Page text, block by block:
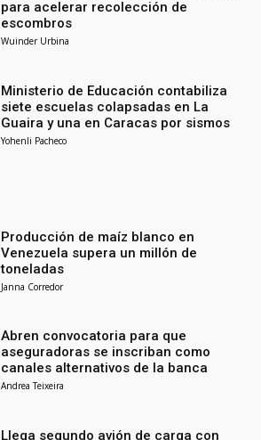
para acelerar recolección de
escombros
Wuinder Urbina
Ministerio de Educación contabiliza
siete escuelas colapsadas en La
Guaira y una en Caracas por sismos
Yohenli Pacheco
Producción de maíz blanco en
Venezuela supera un millón de
toneladas
Janna Corredor
Abren convocatoria para que
aseguradoras se inscriban como
canales alternativos de la banca
Andrea Teixeira
Llega segundo avión de carga con